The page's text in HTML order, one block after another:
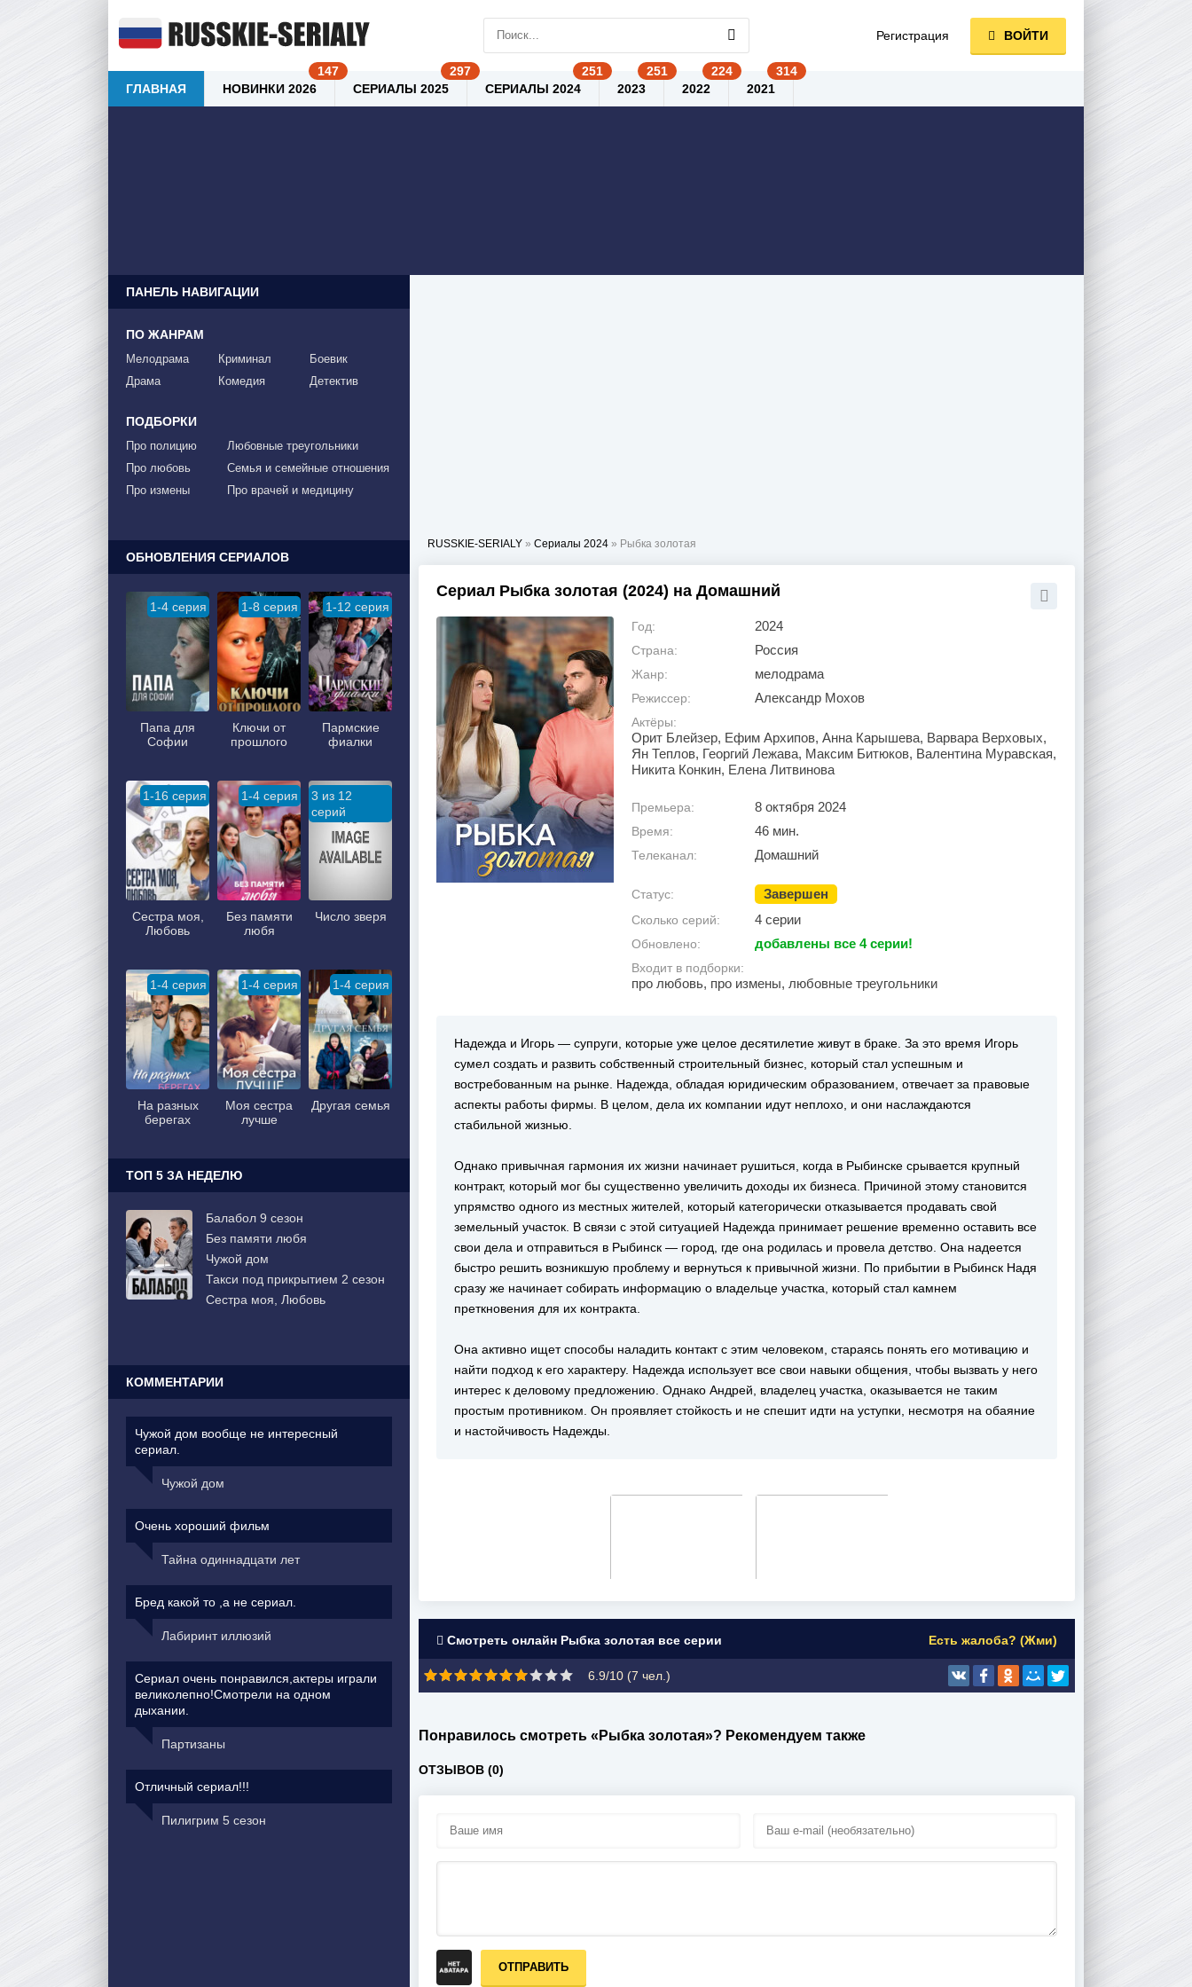
RUSSKIE-SERIALY » Сериалы 2024 » Рыбка золотая
Сериал Рыбка золотая (2024) на Домашний
Год: 2024
Страна: Россия
Жанр: мелодрама
Режиссер: Александр Мохов
Актёры:
Орит Блейзер, Ефим Архипов, Анна Карышева, Варвара Верховых,
Ян Теплов, Георгий Лежава, Максим Битюков, Валентина Муравская,
Никита Конкин, Елена Литвинова
Премьера: 8 октября 2024
Время: 46 мин.
Телеканал: Домашний
Статус: Завершен
Сколько серий: 4 серии
Обновлено: добавлены все 4 серии!
Входит в подборки:
про любовь, про измены, любовные треугольники
Надежда и Игорь — супруги, которые уже целое десятилетие живут в браке. За это время Игорь
сумел создать и развить собственный строительный бизнес, который стал успешным и
востребованным на рынке. Надежда, обладая юридическим образованием, отвечает за правовые
аспекты работы фирмы. В целом, дела их компании идут неплохо, и они наслаждаются
стабильной жизнью.
Однако привычная гармония их жизни начинает рушиться, когда в Рыбинске срывается крупный
контракт, который мог бы существенно увеличить доходы их бизнеса. Причиной этому становится
упрямство одного из местных жителей, который категорически отказывается продавать свой
земельный участок. В связи с этой ситуацией Надежда принимает решение временно оставить все
свои дела и отправиться в Рыбинск — город, где она родилась и провела детство. Она надеется
быстро решить возникшую проблему и вернуться к привычной жизни. По прибытии в Рыбинск Надя
сразу же начинает собирать информацию о владельце участка, который стал камнем
преткновения для их контракта.
Она активно ищет способы наладить контакт с этим человеком, стараясь понять его мотивацию и
найти подход к его характеру. Надежда использует все свои навыки общения, чтобы вызвать у него
интерес к деловому предложению. Однако Андрей, владелец участка, оказывается не таким
простым противником. Он проявляет стойкость и не спешит идти на уступки, несмотря на обаяние
и настойчивость Надежды.
Смотреть онлайн Рыбка золотая все серии Есть жалоба? (Жми)
6.9/10 (7 чел.)
Понравилось смотреть «Рыбка золотая»? Рекомендуем также
ОТЗЫВОВ (0)
ОТПРАВИТЬ
ПАНЕЛЬ НАВИГАЦИИ
ПО ЖАНРАМ
Мелодрама
Драма
Криминал
Комедия
Боевик
Детектив
ПОДБОРКИ
Про полицию
Про любовь
Про измены
Любовные треугольники
Семья и семейные отношения
Про врачей и медицину
ОБНОВЛЕНИЯ СЕРИАЛОВ
1-4 серия
Папа для
Софии
1-8 серия
Ключи от
прошлого
1-12 серия
Пармские
фиалки
1-16 серия
Сестра моя,
Любовь
1-4 серия
Без памяти
любя
3 из 12
серий
Число зверя
1-4 серия
На разных
берегах
1-4 серия
Моя сестра
лучше
1-4 серия
Другая семья
ТОП 5 ЗА НЕДЕЛЮ
Балабол 9 сезон
Без памяти любя
Чужой дом
Такси под прикрытием 2 сезон
Сестра моя, Любовь
КОММЕНТАРИИ
Чужой дом вообще не интересный
сериал.
Чужой дом
Очень хороший фильм
Тайна одиннадцати лет
Бред какой то ,а не сериал.
Лабиринт иллюзий
Сериал очень понравился,актеры играли
великолепно!Смотрели на одном
дыхании.
Партизаны
Отличный сериал!!!
Пилигрим 5 сезон
Регистрация ВОЙТИ
ГЛАВНАЯ НОВИНКИ 2026 СЕРИАЛЫ 2025 СЕРИАЛЫ 2024 2023 2022 2021